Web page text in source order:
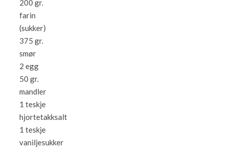
200 gr.
farin
(sukker)
375 gr.
smør
2 egg
50 gr.
mandler
1 teskje
hjortetakksalt
1 teskje
vaniljesukker